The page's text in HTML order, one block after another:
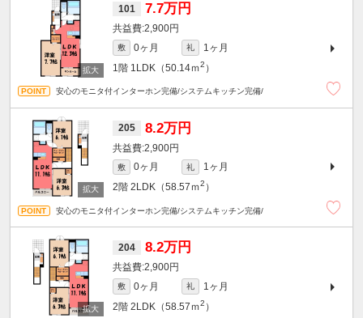
101 7.7万円
2,900円
敷 0ヶ月 礼
1ヶ月
1階 1LDK（50.14ｍ2 ）
安心のモニタ付インターホン完備/システムキッチン完備/
205 8.2万円
2,900円
敷 0ヶ月 礼
1ヶ月
2階 2LDK（58.57ｍ2 ）
安心のモニタ付インターホン完備/システムキッチン完備/
204 8.2万円
2,900円
敷 0ヶ月 礼
1ヶ月
2階 2LDK（58.57ｍ2 ）